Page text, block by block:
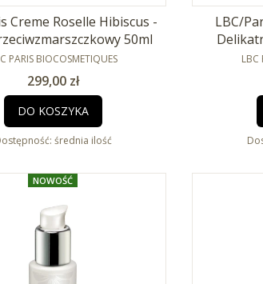
Creme Roselle Hibiscus -
50ml
PARIS BIOCOSMETIQUES
Cena
299,00 zł
DO KOSZYKA
średnia ilość
LBC/
LBC
NOWOŚĆ